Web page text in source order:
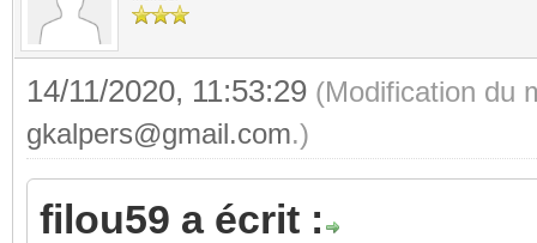
14/11/2020, 11:53:29 (Modification du
gkalpers@gmail.com.)
filou59 a écrit :